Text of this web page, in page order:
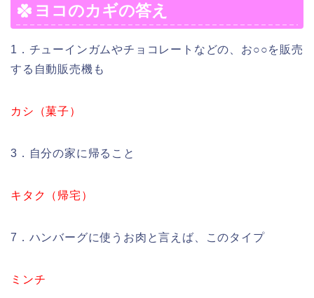
ヨコのカギの答え
1．チューインガムやチョコレートなどの、お○○を販売
する自動販売機も
カシ（菓子）
3．自分の家に帰ること
キタク（帰宅）
7．ハンバーグに使うお肉と言えば、このタイプ
ミンチ